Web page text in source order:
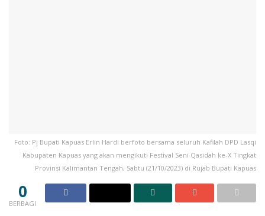
Foto: Pj Bupati Kapuas Erlin Hardi berfoto bersama seluruh Kafilah DPD Lasqi
Kabupaten Kapuas yang akan mengikuti Festival Seni Qasidah ke-X Tingkat
Provinsi Kalimantan Tengah, Sabtu (21/10/2023) di Rujab Bupati Kapuas
0
BERBAGI